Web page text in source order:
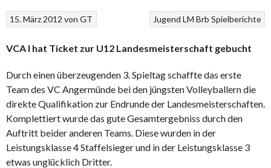
Jugend LM Brb Spielberichte
15. März 2012 vonGT
VCA I hat Ticket zur U12 Landesmeisterschaft gebucht
Durch einen überzeugenden 3. Spieltag schaffte das erste
Team des VC Angermünde bei den jüngsten Volleyballern die
direkte Qualifikation zur Endrunde der Landesmeisterschaften.
Komplettiert wurde das gute Gesamtergebniss durch den
Auftritt beider anderen Teams. Diese wurden in der
Leistungsklasse 4 Staffelsieger und in der Leistungsklasse 3
etwas unglücklich Dritter.